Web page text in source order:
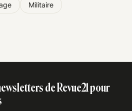
Militaire
de Revue21 pour